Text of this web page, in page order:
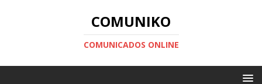
COMUNIKO
COMUNICADOS ONLINE